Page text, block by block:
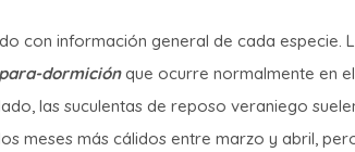
con información general de cada especie.
para-dormiciónque ocurre normalmente en
las suculentas de reposo veraniego
meses más cálidos entre marzo y abril,